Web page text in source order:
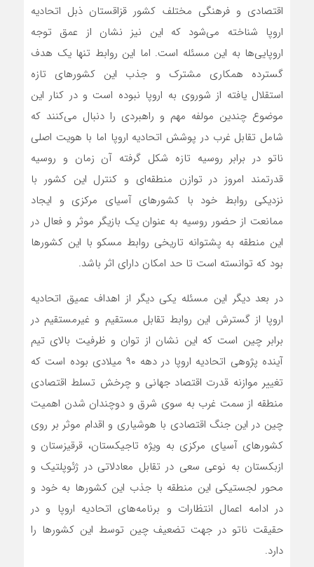
اقتصادی و فرهنگی مختلف کشور قزاقستان ذبل اتحادیه
اروپا شناخته می‌شود که این نیز نشان از عمق توجه
اروپایی‌ها به این مسئله است. اما این روابط تنها یک هدف
گسترده همکاری مشترک و جذب این کشورهای تازه
استقلال یافته از شوروی به اروپا نبوده است و در کنار این
موضوع چندین مولفه مهم و راهبردی را دنبال می‌کنند که
شامل تقابل غرب در پوشش اتحادیه اروپا اما با هویت اصلی
ناتو در برابر روسیه تازه شکل گرفته آن زمان و روسیه
قدرتمند امروز در توازن منطقه‌ای و کنترل این کشور با
نزدیکی روابط خود با کشورهای آسیای مرکزی و ایجاد
ممانعت از حضور روسیه به عنوان یک بازیگر موثر و فعال در
این منطقه به پشتوانه تاریخی روابط مسکو با این کشورها
بود که توانسته است تا حد امکان دارای اثر باشد.
در بعد دیگر این مسئله یکی دیگر از اهداف عمیق اتحادیه
اروپا از گسترش این روابط تقابل مستقیم و غیرمستقیم در
برابر چین است که این نشان از توان و ظرفیت بالای تیم
آینده پژوهی اتحادیه اروپا در دهه ۹۰ میلادی بوده است که
تغییر موازنه قدرت اقتصاد جهانی و چرخش تسلط اقتصادی
منطقه از سمت غرب به سوی شرق و دوچندان شدن اهمیت
چین در این جنگ اقتصادی با هوشیاری و اقدام موثر بر روی
کشورهای آسیای مرکزی به ویژه تاجیکستان، قرقیزستان و
ازبکستان به نوعی سعی در تقابل معادلاتی در ژئوپلتیک و
محور لجستیکی این منطقه با جذب این کشورها به خود و
در ادامه اعمال انتظارات و برنامه‌های اتحادیه اروپا و در
حقیقت ناتو در جهت تضعیف چین توسط این کشورها را
دارد.